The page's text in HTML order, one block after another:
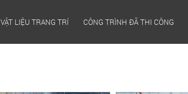
VẬT LIỆU TRANG TRÍ CÔNG TRÌNH ĐÃ THI CÔNG